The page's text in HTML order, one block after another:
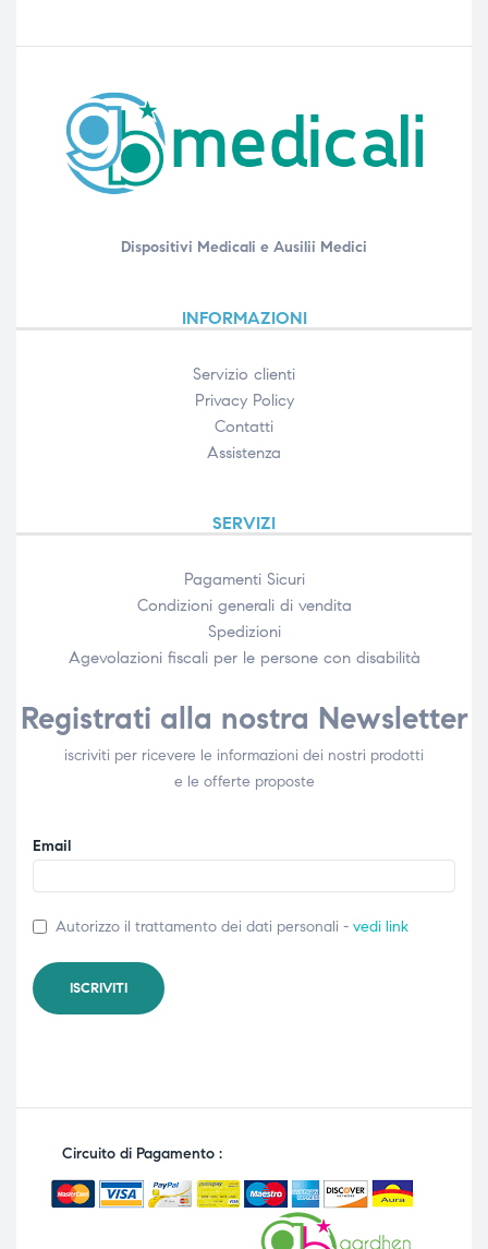
Dispositivi Medicali e Ausilii Medici
INFORMAZIONI
Servizio clienti
Privacy Policy
Contatti
Assistenza
SERVIZI
Pagamenti Sicuri
Condizioni generali di vendita
Spedizioni
Agevolazioni fiscali per le persone con disabilità​
Registrati alla nostra Newsletter
iscriviti per ricevere le informazioni dei nostri prodotti
e le offerte proposte
Email
Autorizzo il trattamento dei dati personali - vedi link
Circuito di Pagamento :